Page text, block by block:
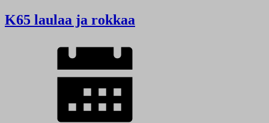
K65 laulaa ja rokkaa